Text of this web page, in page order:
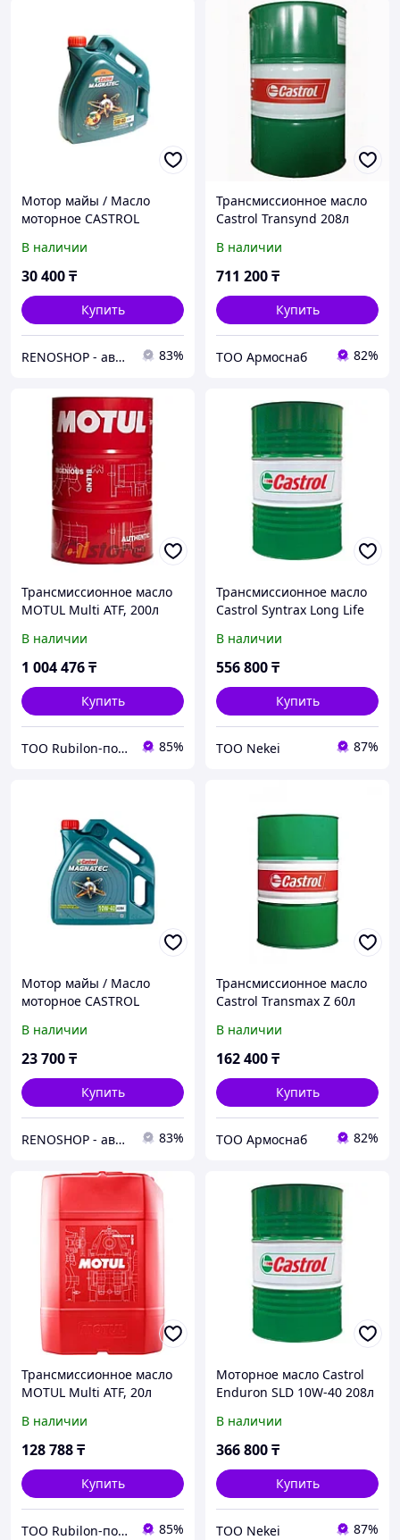
Мотор майы / Масло
моторное CASTROL
В наличии
30 400₸
Купить
RENOSHOP - автозапчасти, тюнинг и аксессуары для автомобилей Renault, Largus, X-Ray, Vesta. 83%
Трансмиссионное масло
Castrol Transynd 208л
В наличии
711 200₸
Купить
ТОО Армоснаб 82%
Трансмиссионное масло
MOTUL Multi ATF, 200л
В наличии
1 004 476₸
Купить
ТОО Rubilon-поставщик №1 85%
Трансмиссионное масло
Castrol Syntrax Long Life
В наличии
556 800₸
Купить
ТОО Nekei 87%
Мотор майы / Масло
моторное CASTROL
10w40 4л.
В наличии
23 700₸
Купить
RENOSHOP - автозапчасти, тюнинг и аксессуары для автомобилей Renault, Largus, X-Ray, Vesta. 83%
Трансмиссионное масло
Castrol Transmax Z 60л
В наличии
162 400₸
Купить
ТОО Армоснаб 82%
Трансмиссионное масло
MOTUL Multi ATF, 20л
В наличии
128 788₸
Купить
ТОО Rubilon-поставщик №1 85%
Моторное масло Castrol
Enduron SLD 10W-40 208л
В наличии
366 800₸
Купить
ТОО Nekei 87%